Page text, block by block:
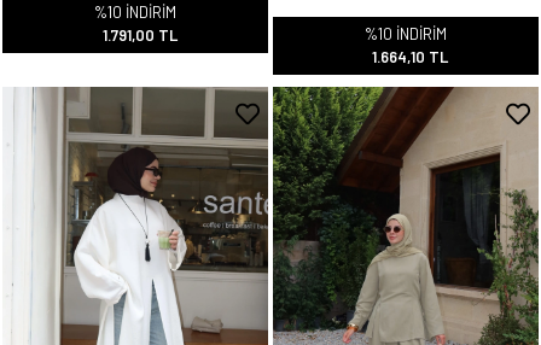
%10 İNDİRİM
1.791,00 TL
%10 İNDİRİM
1.664,10 TL